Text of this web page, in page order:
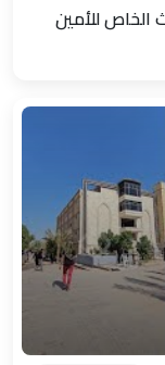
الخاص للأمين